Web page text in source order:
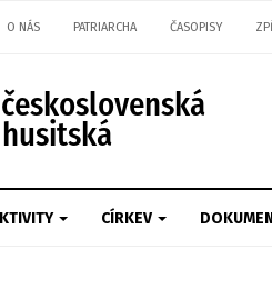
O NÁS PATRIARCHA ČASOPISY
CÍRKEV